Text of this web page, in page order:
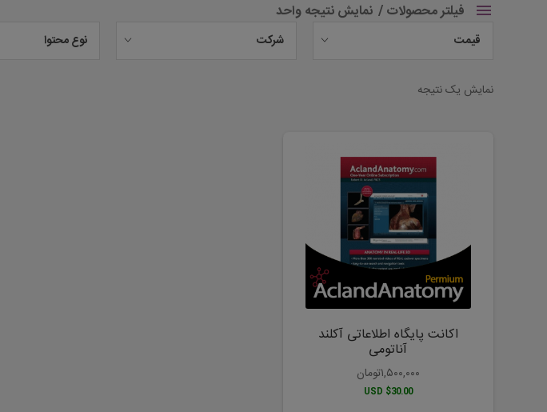
فیلتر محصولات نمایش نتیجه واحد
قیمت شرکت نوع محتوا
نمایش یک نتیجه
اکانت پایگاه اطلاعاتی آکلند
آناتومی
۱,۵۰۰,۰۰۰تومان
$30.00 USD